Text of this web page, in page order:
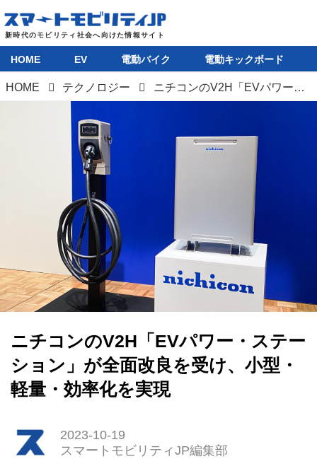
HOME EV 電動バイク 電動キックボード
HOME テクノロジー ニチコンのV2H「EVパワー・ステーション」が全面改良を受け、小型・軽量・効率化を実現
ニチコンのV2H「EVパワー・ステー
ション」が全面改良を受け、小型・
軽量・効率化を実現
2023-10-19
スマートモビリティJP編集部